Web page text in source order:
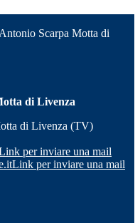
Scarpa Motta di
di Livenza
di Livenza (TV)
per inviare una mail
Link per inviare una mail